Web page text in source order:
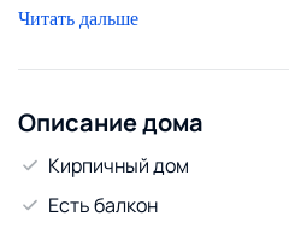
стиральная машина,
холодильник. Комфортные
всем необходимым для
открывается живописный вид
инфраструктуру. Рядом
остановки общественного
заселение, любые сроки
Читать дальше
Описание дома
Кирпичный дом
Есть балкон